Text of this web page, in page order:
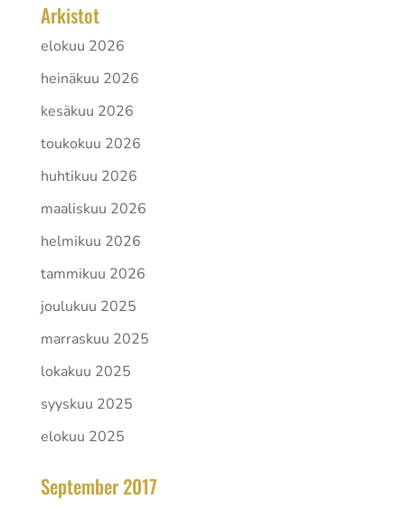
Arkistot
elokuu 2026
heinäkuu 2026
kesäkuu 2026
toukokuu 2026
huhtikuu 2026
maaliskuu 2026
helmikuu 2026
tammikuu 2026
joulukuu 2025
marraskuu 2025
lokakuu 2025
syyskuu 2025
elokuu 2025
September 2017